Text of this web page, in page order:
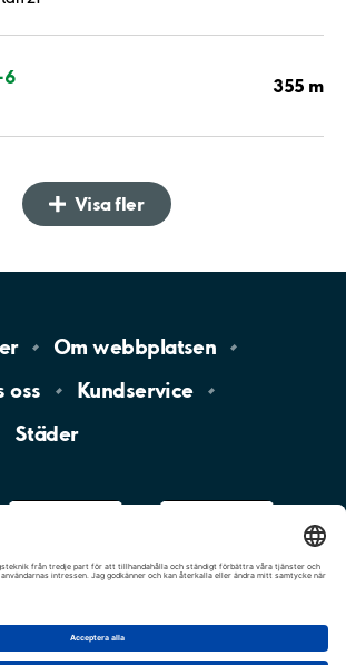
6 355 m
Visa fler
Omwebbplatsen
oss
Kundservice
Städer